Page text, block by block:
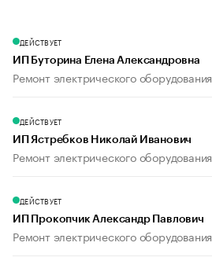
ДЕЙСТВУЕТ
ИП Буторина Елена Александровна
Ремонт электрического оборудования
ДЕЙСТВУЕТ
ИП Ястребков Николай Иванович
Ремонт электрического оборудования
ДЕЙСТВУЕТ
ИП Прокопчик Александр Павлович
Ремонт электрического оборудования